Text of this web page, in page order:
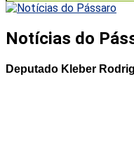
Notícias do
Deputado Kleber